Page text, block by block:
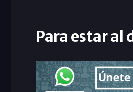
Para estar al